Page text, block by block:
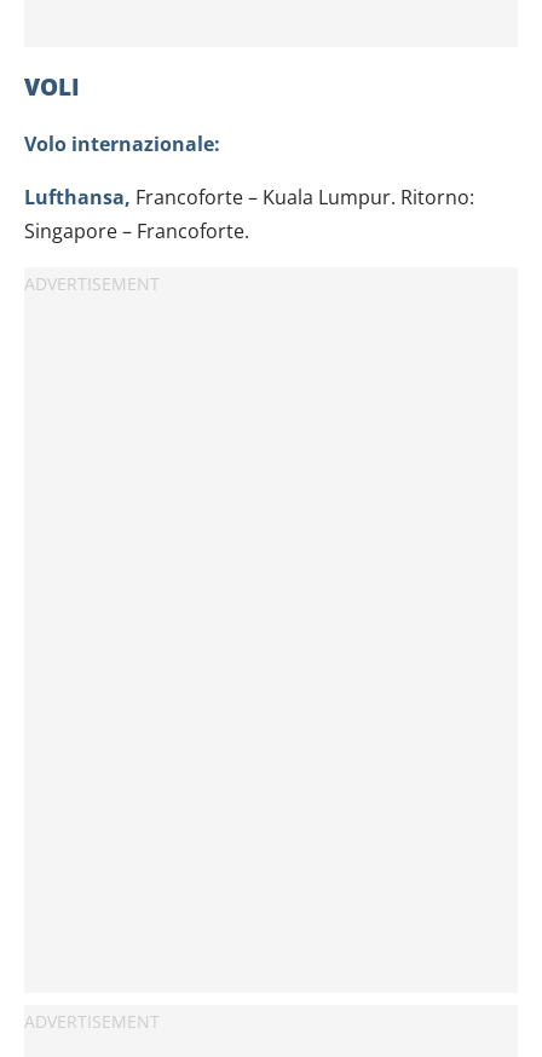
VOLI
Volo internazionale:
Lufthansa, Francoforte – Kuala Lumpur. Ritorno:
Singapore – Francoforte.